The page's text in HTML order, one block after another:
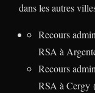
dans les autres
Recours
RSA à
Recours
RSA à Cergy